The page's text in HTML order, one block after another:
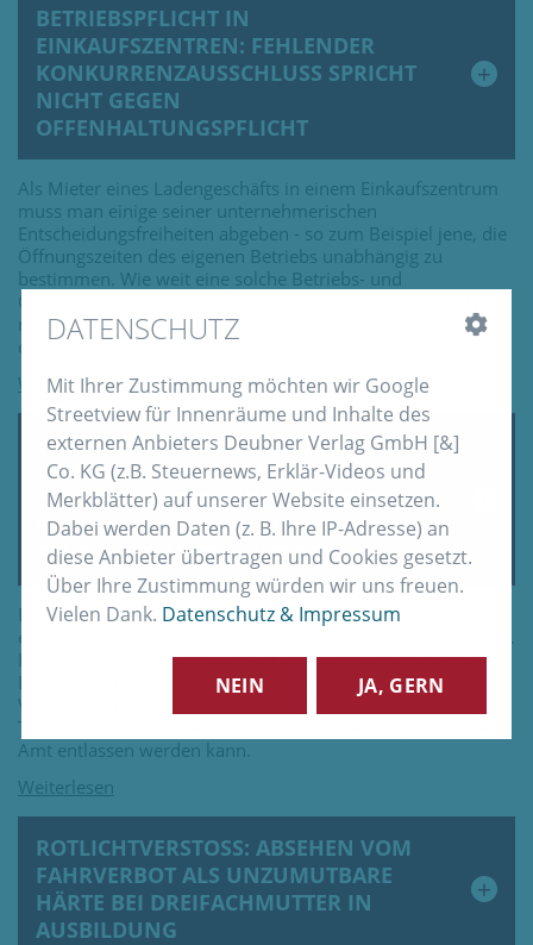
BETRIEBSPFLICHT IN
EINKAUFSZENTREN: FEHLENDER
KONKURRENZAUSSCHLUSS SPRICHT
NICHT GEGEN
OFFENHALTUNGSPFLICHT
Als Mieter eines Ladengeschäfts in einem Einkaufszentrum
muss man einige seiner unternehmerischen
Entscheidungsfreiheiten abgeben - so zum Beispiel jene, die
Öffnungszeiten des eigenen Betriebs unabhängig zu
bestimmen. Wie weit eine solche Betriebs- und
Offenhaltungspflicht von Einkaufszentren aber gehen darf,
musste im folgenden Fall der Bundesgerichtshof (BGH)
entscheiden.
ENTLASSUNG DES
TESTAMENTSVOLLSTRECKERS:
PFLICHTVERLETZUNGEN MÜSSEN
SCHULDHAFT BEGANGEN UND VON
ERHEBLICHEM GEWICHT SEIN
Ein Testamentsvollstrecker kann aus seinem Amt nur
entlassen werden, wenn ein wichtiger Grund hierfür vorliegt.
Das Oberlandesgericht Düsseldorf (OLG) hat sich in einer
Entscheidung aus Oktober 2021 nochmals mit den
Voraussetzungen auseinandergesetzt, unter denen ein
Testamentsvollstrecker wegen Pflichtverletzung aus seinem
Amt entlassen werden kann.
ROTLICHTVERSTOSS: ABSEHEN VOM F
AHRVERBOT ALS UNZUMUTBARE H
ÄRTE BEI DREIFACHMUTTER IN A
USBILDUNG
DATENSCHUTZ
Mit Ihrer Zustimmung möchten wir Google
Streetview für Innenräume und Inhalte des
externen Anbieters Deubner Verlag GmbH [&]
Co. KG (z.B. Steuernews, Erklär-Videos und
Merkblätter) auf unserer Website einsetzen.
Dabei werden Daten (z. B. Ihre IP-Adresse) an
diese Anbieter übertragen und Cookies gesetzt.
Über Ihre Zustimmung würden wir uns freuen.
Vielen Dank. Datenschutz & Impressum
NEIN JA, GERN